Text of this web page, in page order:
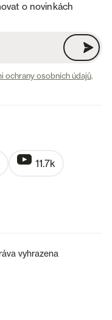
o novinkách
ochrany osobních údajů.
11.7k
vyhrazena